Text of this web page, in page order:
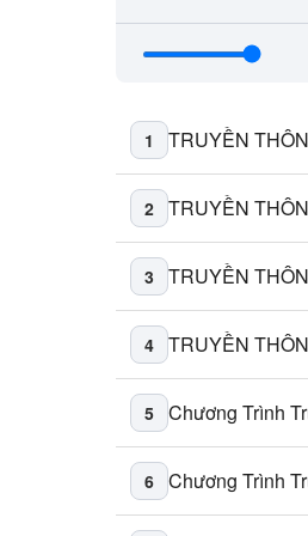
1 TRUYỀN
2 TRUYỀN
3 TRUYỀN
4 TRUYỀN
5 Chương Trình
6 Chương Trình